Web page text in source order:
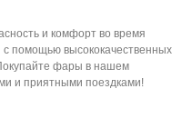
и комфорт во время
помощью высококачественных
фары в нашем
и приятными поездками!